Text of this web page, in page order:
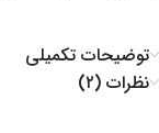
توضیحات تکمیلی
نظرات (۲)